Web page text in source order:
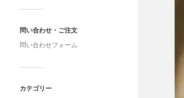
問い合わせ・ご注文
問い合わせフォーム
カテゴリー